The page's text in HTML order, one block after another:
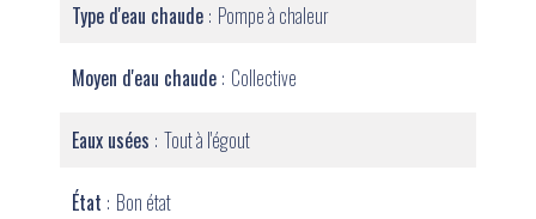
Type d'eau chaude Pompe à chaleur
Moyen d'eau chaude Collective
Eaux usées Tout à l'égout
État Bon état